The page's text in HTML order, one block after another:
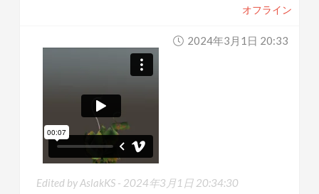
オフライン
2024年3月1日 20:33
Edited by AslakKS - 2024年3月1日 20:34:30